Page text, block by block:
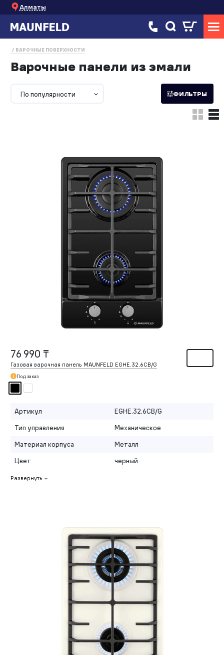
Алматы
ВАРОЧНЫЕ ПОВЕРХНОСТИ
Варочные панели из эмали
По популярности ФИЛЬТРЫ
76 990 ₸
Газовая варочная панель MAUNFELD EGHE.32.6CB/G
Под заказ
Артикул
EGHE.32.6CB/G
Тип управления
Механическое
Материал корпуса
Металл
Цвет
черный
Развернуть